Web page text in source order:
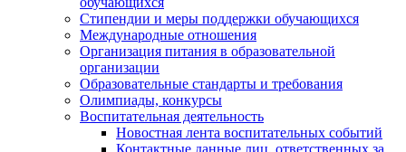
Стипендии и меры поддержки обучающихся
Международные отношения
Организация питания в образовательной
организации
Образовательные стандарты и требования
Олимпиады, конкурсы
Воспитательная деятельность
Новостная лента воспитательных событий
Контактные данные лиц, ответственных за